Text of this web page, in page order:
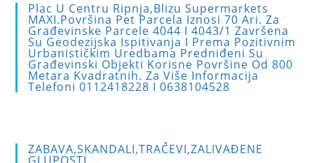
Plac U Centru Ripnja,blizu Supermarkets
MAXI.Površina Pet Parcela Iznosi 70 Ari. Za
Građevinske Parcele 4044 I 4043/1 Završena
Su Geodezijska Ispitivanja I Prema Pozitivnim
Urbanističkim Uredbama Predniđeni Su
Građevinski Objekti Korisne Površine Od 800
Metara Kvadratnih. Za Više Informacija
Telefoni 0112418228 I 0638104528
ZABAVA,SKANDALI,TRAČEVI,ZALIVAĐENE